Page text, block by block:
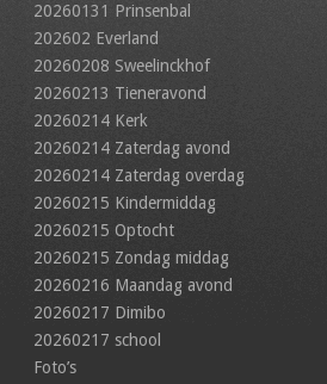
20260131 Prinsenbal
202602 Everland
20260208 Sweelinckhof
20260213 Tieneravond
20260214 Kerk
20260214 Zaterdag avond
20260214 Zaterdag overdag
20260215 Kindermiddag
20260215 Optocht
20260215 Zondag middag
20260216 Maandag avond
20260217 Dimibo
20260217 school
Foto’s